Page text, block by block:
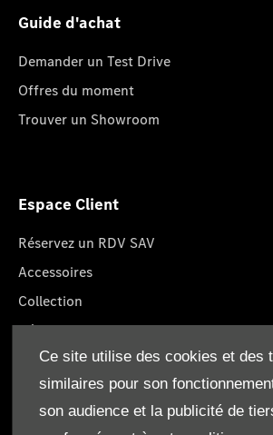
Ce site utilise des cookies et des
similaires pour son
son audience et la publicité de
Guide d'achat
Demander un Test Drive
Offres du moment
Trouver un Showroom
Espace Client
Réservez un RDV SAV
Accessoires
Collection
Pièces d'origine
Réclamation